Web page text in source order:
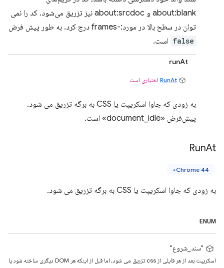
about:blank و about:srcdoc نیز تزریق می‌شود. کد را نمی
توان در سطح بالا در مورد:-frames درج کرد. به طور پیش فرض
false است.
runAt
RunAt اختیاری است
به زودی که جاوا اسکریپت یا CSS به برگه تزریق می شود.
پیش‌فرض «document_idle» است.
RunAt
Chrome 44+
به زودی که جاوا اسکریپت یا CSS به برگه تزریق می شود.
ENUM
"سند_شروع"
اسکریپت بعد از هر فایلی از css تزریق می شود، اما قبل از اینکه هر DOM دیگری ساخته شود یا